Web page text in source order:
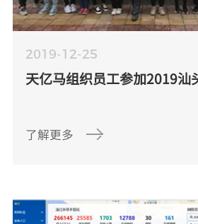
2019-12-25
天亿马组织员工参加2019汕
了解更多